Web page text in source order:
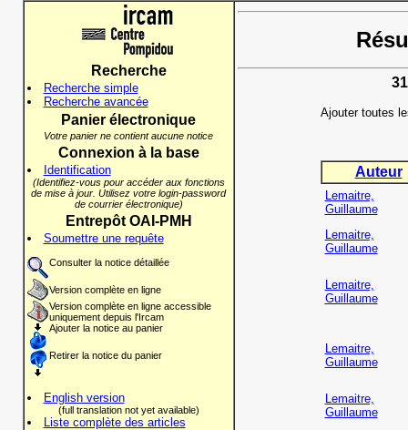
Recherche
Recherche simple
Recherche avancée
Panier électronique
Votre panier ne contient aucune notice
Connexion à la base
Identification
(Identifiez-vous pour accéder aux fonctions
de mise à jour. Utilisez votre login-password
de courrier électronique)
Entrepôt OAI-PMH
Soumettre une requête
Consulter la notice détaillée
Version complète en ligne
Version complète en ligne accessible
uniquement depuis l'Ircam
Ajouter la notice au panier
Retirer la notice du panier
English version
(full translation not yet available)
Liste complète des articles
Ajouter toutes
Auteur
Lemaitre,
Guillaume
Lemaitre,
Guillaume
Lemaitre,
Guillaume
Lemaitre,
Guillaume
Lemaitre,
Guillaume